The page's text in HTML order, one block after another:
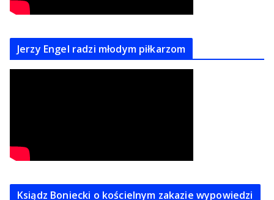
Jerzy Engel radzi młodym piłkarzom
Ksiądz Boniecki o kościelnym zakazie wypowiedzi